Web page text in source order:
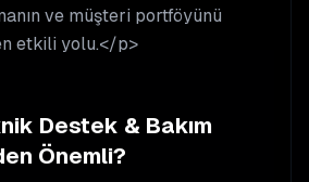
ve müşteri portföyünü
etkili yolu.</p>
Destek & Bakım
Önemli?